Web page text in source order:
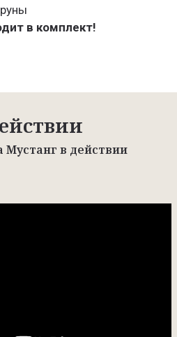
в комплект!
Мустанг в действии